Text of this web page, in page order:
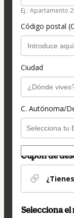
Ej.: Apartamento
Código postal
Ciudad
C. Autónoma/
Cupón de
Selecciona